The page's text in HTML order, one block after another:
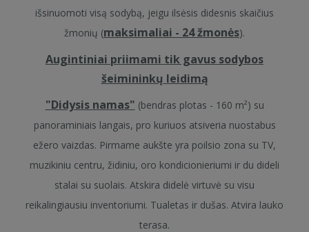
išsinuomoti visą sodybą, jeigu ilsėsis didesnis skaičius
žmonių (maksimaliai - 24 žmonės).
Augintiniai priimami tik gavus sodybos
šeimininkų leidimą
"Didysis namas" (bendras plotas - 160 m²) su
panoraminiais langais, pro kuriuos atsiveria nuostabus
ežero vaizdas. Pirmame aukšte yra poilsio zona su TV,
muzikiniu centru, židiniu, oro kondicionieriumi ir du dideli
stalai su suolais. Atskira didelė virtuvė su visu
reikalingiausiu inventoriumi. Tualetas ir dušas. Atvira lauko
terasa.